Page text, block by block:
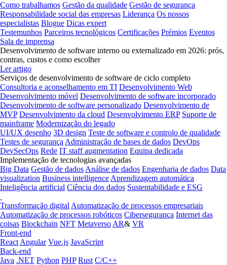
Como trabalhamos Gestão da qualidade Gestão de segurança
Responsabilidade social das empresas Liderança Os nossos
especialistas Blogue Dicas expert
Testemunhos Parceiros tecnológicos Certificações Prémios Eventos
Sala de imprensa
Desenvolvimento de software interno ou externalizado em 2026: prós,
contras, custos e como escolher
Ler artigo
Serviços de desenvolvimento de software de ciclo completo
Consultoria e aconselhamento em TI Desenvolvimento Web
Desenvolvimento móvel Desenvolvimento de software incorporado
Desenvolvimento de software personalizado Desenvolvimento de
MVP Desenvolvimento da cloud Desenvolvimento ERP Suporte de
mainframe Modernização do legado
UI/UX desenho 3D design Teste de software e controlo de qualidade
Testes de segurança Administração de bases de dados DevOps
DevSecOps Rede IT staff augmentation Equipa dedicada
Implementação de tecnologias avançadas
Big Data Gestão de dados Análise de dados Engenharia de dados Data
visualization Business intelligence Aprendizagem automática
Inteligência artificial Ciência dos dados Sustentabilidade e ESG
Transformação digital Automatização de processos empresariais
Automatização de processos robóticos Cibersegurança Internet das
coisas Blockchain NFT Metaverso AR& VR
Front-end
React Angular Vue.js JavaScript
Back-end
Java .NET Python PHP Rust C/C++